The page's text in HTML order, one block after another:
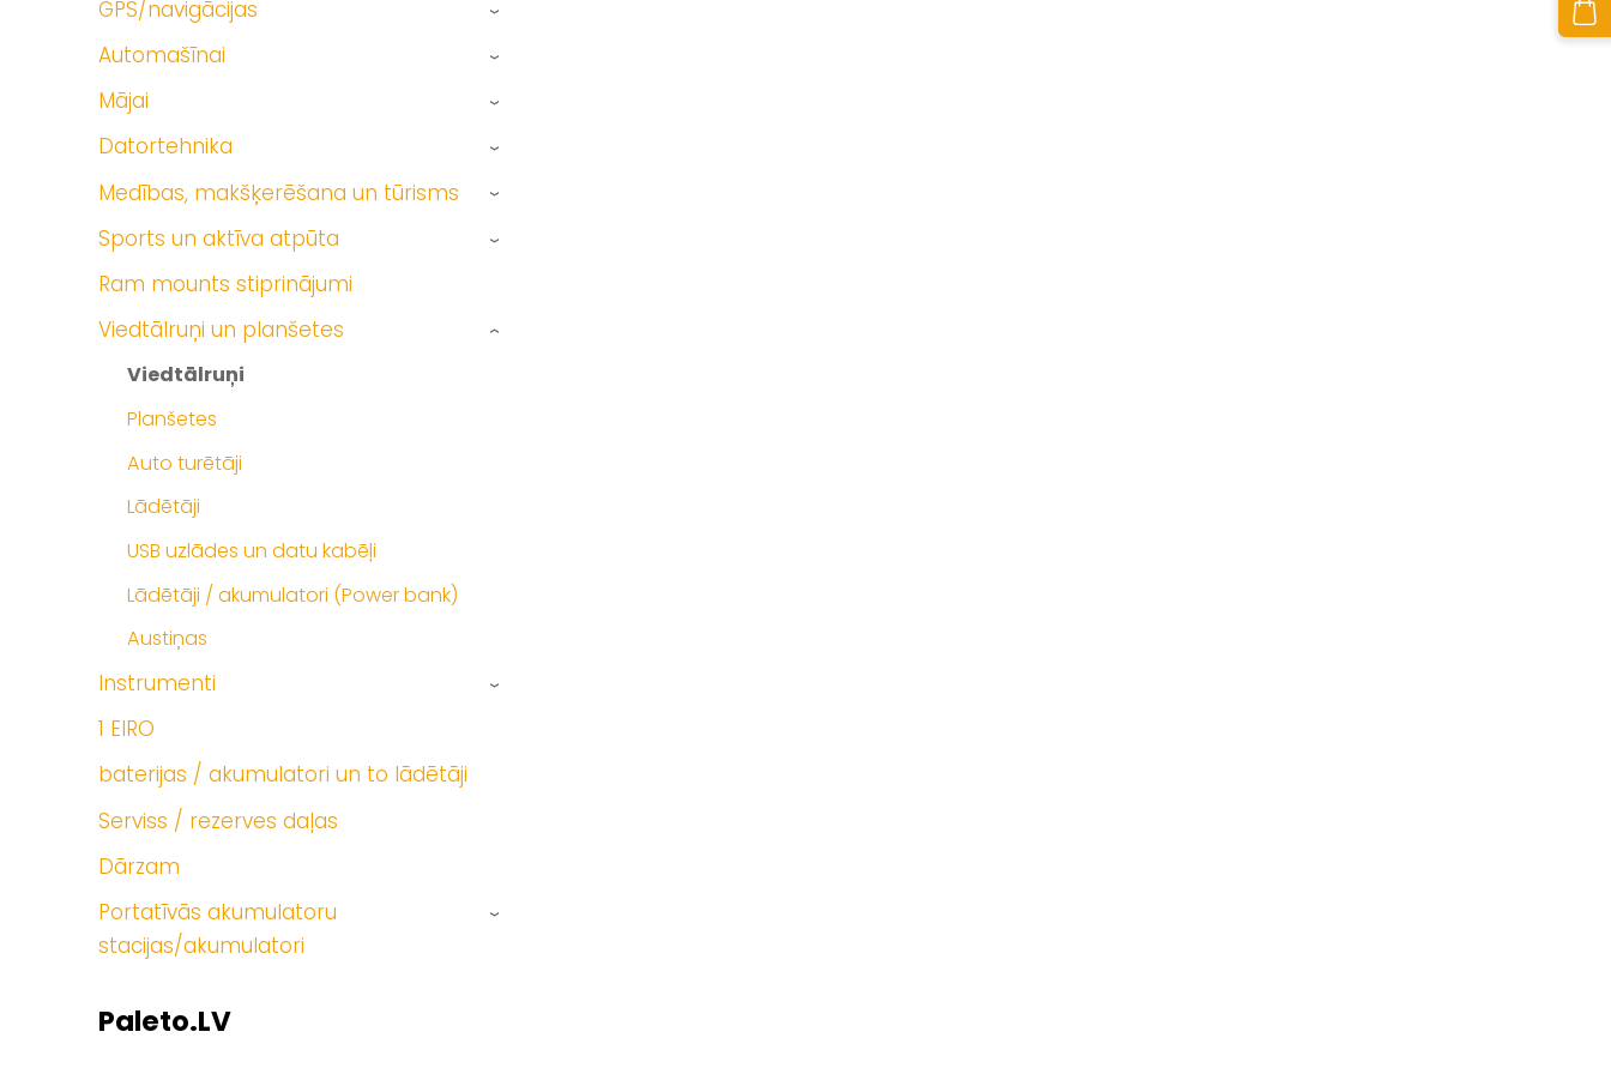
GPS/navigācijas ›
Automašīnai ›
Mājai ›
Datortehnika ›
Medības, makšķerēšana un tūrisms ›
Sports un aktīva atpūta ›
Ram mounts stiprinājumi
Viedtālruņi un planšetes
Viedtālruņi
Planšetes
Auto turētāji
Lādētāji
USB uzlādes un datu kabēļi
Lādētāji / akumulatori (Power bank)
Austiņas
›
Instrumenti ›
1 EIRO
baterijas / akumulatori un to lādētāji
Serviss / rezerves daļas
Dārzam
Portatīvās akumulatoru
stacijas/akumulatori
›
Paleto.LV